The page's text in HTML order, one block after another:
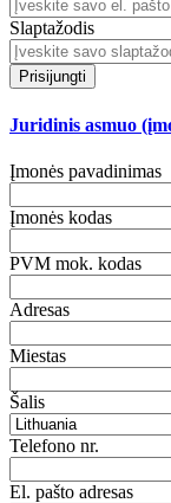
Slaptažodis
Prisijungti
Juridinis asmuo
Įmonės pavadinimas
Įmonės kodas
PVM mok. kodas
Adresas
Miestas
Šalis
Telefono nr.
El. pašto adresas